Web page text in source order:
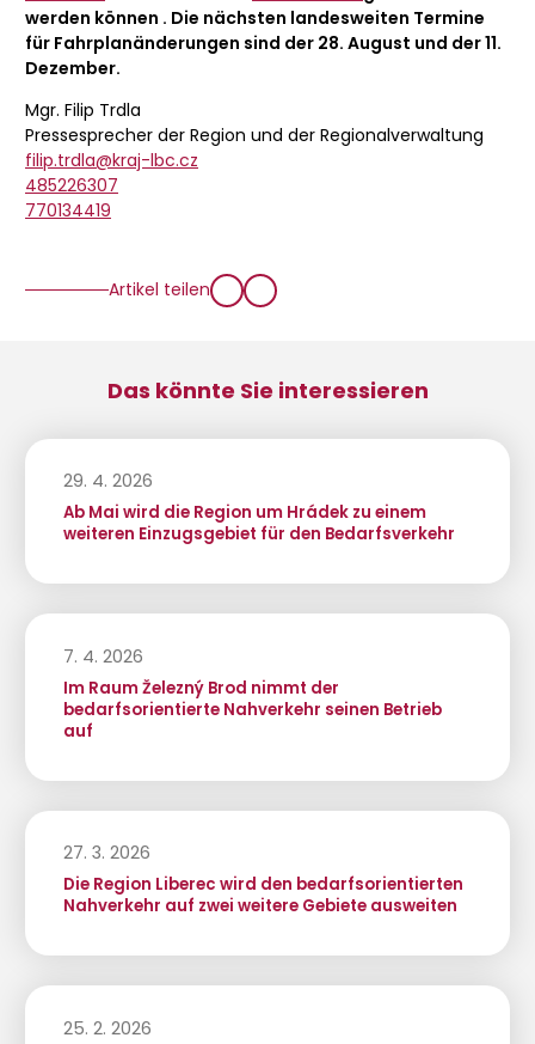
werden können . Die nächsten landesweiten Termine
für Fahrplanänderungen sind der 28. August und der 11.
Dezember.
Mgr. Filip Trdla
Pressesprecher der Region und der Regionalverwaltung
filip.trdla@kraj-lbc.cz
485226307
770134419
Artikel teilen
Das könnte Sie interessieren
29. 4. 2026
Ab Mai wird die Region um Hrádek zu einem
weiteren Einzugsgebiet für den Bedarfsverkehr
7. 4. 2026
Im Raum Železný Brod nimmt der
bedarfsorientierte Nahverkehr seinen Betrieb
auf
27. 3. 2026
Die Region Liberec wird den bedarfsorientierten
Nahverkehr auf zwei weitere Gebiete ausweiten
25. 2. 2026